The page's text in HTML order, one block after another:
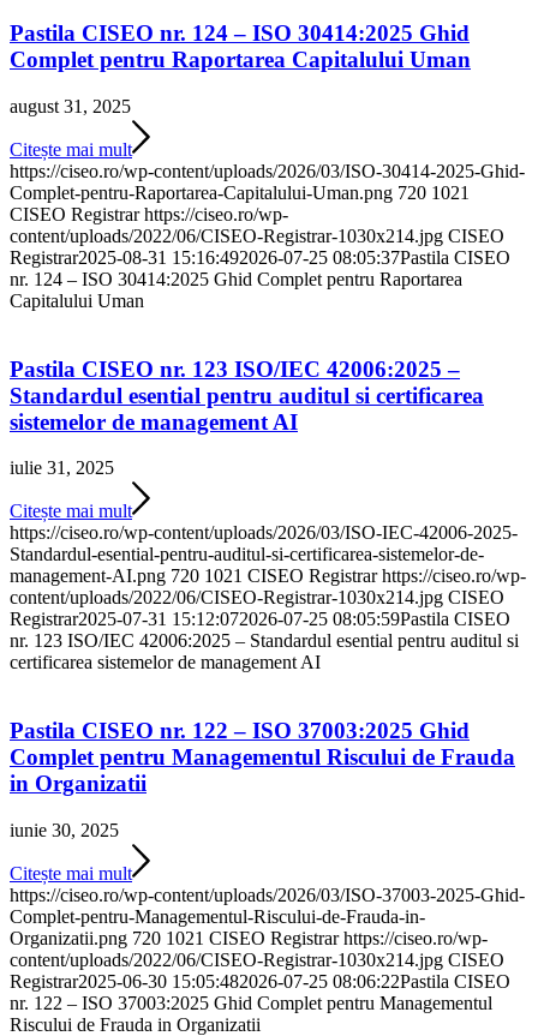
Pastila CISEO nr. 124 – ISO 30414:2025 Ghid
Complet pentru Raportarea Capitalului Uman
august 31, 2025
Citește mai mult
https://ciseo.ro/wp-content/uploads/2026/03/ISO-30414-2025-Ghid-
Complet-pentru-Raportarea-Capitalului-Uman.png 720 1021
CISEO Registrar https://ciseo.ro/wp-
content/uploads/2022/06/CISEO-Registrar-1030x214.jpg CISEO
Registrar2025-08-31 15:16:492026-07-25 08:05:37Pastila CISEO
nr. 124 – ISO 30414:2025 Ghid Complet pentru Raportarea
Capitalului Uman
Pastila CISEO nr. 123 ISO/IEC 42006:2025 –
Standardul esential pentru auditul si certificarea
sistemelor de management AI
iulie 31, 2025
Citește mai mult
https://ciseo.ro/wp-content/uploads/2026/03/ISO-IEC-42006-2025-
Standardul-esential-pentru-auditul-si-certificarea-sistemelor-de-
management-AI.png 720 1021 CISEO Registrar https://ciseo.ro/wp-
content/uploads/2022/06/CISEO-Registrar-1030x214.jpg CISEO
Registrar2025-07-31 15:12:072026-07-25 08:05:59Pastila CISEO
nr. 123 ISO/IEC 42006:2025 – Standardul esential pentru auditul si
certificarea sistemelor de management AI
Pastila CISEO nr. 122 – ISO 37003:2025 Ghid
Complet pentru Managementul Riscului de Frauda
in Organizatii
iunie 30, 2025
Citește mai mult
https://ciseo.ro/wp-content/uploads/2026/03/ISO-37003-2025-Ghid-
Complet-pentru-Managementul-Riscului-de-Frauda-in-
Organizatii.png 720 1021 CISEO Registrar https://ciseo.ro/wp-
content/uploads/2022/06/CISEO-Registrar-1030x214.jpg CISEO
Registrar2025-06-30 15:05:482026-07-25 08:06:22Pastila CISEO
nr. 122 – ISO 37003:2025 Ghid Complet pentru Managementul
Riscului de Frauda in Organizatii